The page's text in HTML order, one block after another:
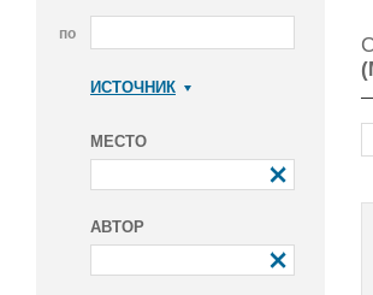
по
ИСТОЧНИК
МЕСТО
АВТОР